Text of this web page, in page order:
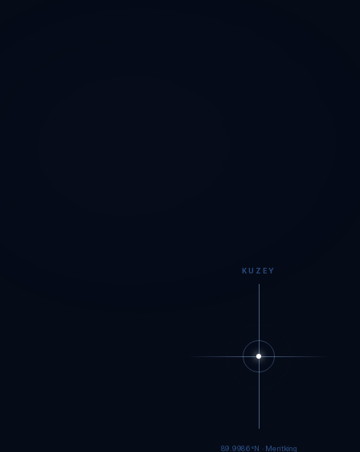
KUZEY
89.9984°N · Meritking